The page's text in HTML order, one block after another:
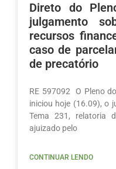
Direto do
julgamento
recursos
caso de
de precatório
RE 597092 O Pleno
iniciou hoje (16.09), o
Tema 231, relatoria
ajuizado pelo
CONTINUAR LENDO